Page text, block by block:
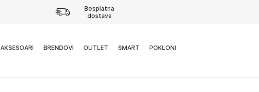
Besplatna
dostava
AKSESOARI BRENDOVI OUTLET SMART POKLONI